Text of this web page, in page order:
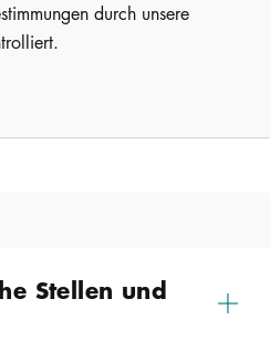
durch unsere
Stellen und